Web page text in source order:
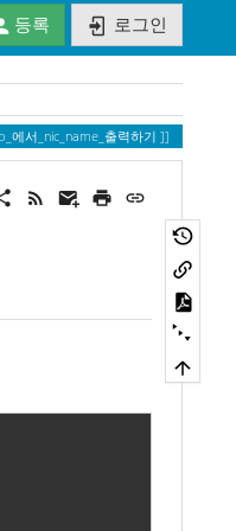
등록 로그인
에서_nic_name_출력하기